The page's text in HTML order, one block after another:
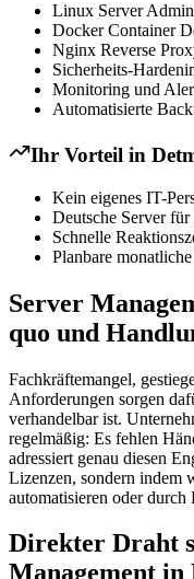
Linux Server
Docker Container
Nginx Reverse
Sicherheits-
Monitoring und
Automatisierte
Ihr Vorteil in
Kein eigenes IT-
Deutsche Server
Schnelle
Planbare
Server
quo und
Fachkräftemangel,
Anforderungen sorgen
verhandelbar ist.
regelmäßig: Es fehlen
adressiert genau diesen
Lizenzen, sondern indem
automatisieren oder durch
Direkter Draht
Management in